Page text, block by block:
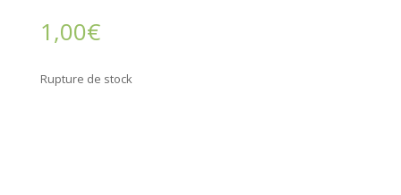
1,00€
Rupture de stock